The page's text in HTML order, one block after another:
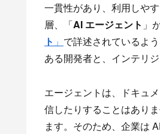
一貫性があり、利用しや
層、「AI エージェント 」
ト 」 で詳述されているよ
ある開発者と、インテリ
エージェントは、ドキュ
信したりすることはあり
ます。そのため、企業は